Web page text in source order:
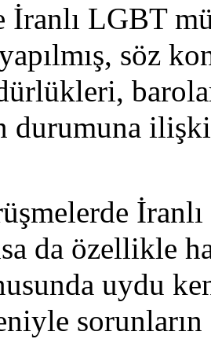
İranlı LGBT
söz
durumuna
da özellikle
uydu